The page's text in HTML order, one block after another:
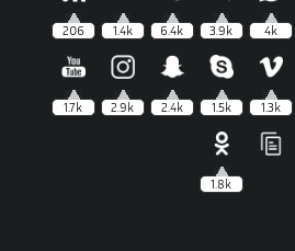
206 1.4k 6.4k 3.9k 4k
1.7k 2.9k 2.4k 1.5k 1.3k
1.8k